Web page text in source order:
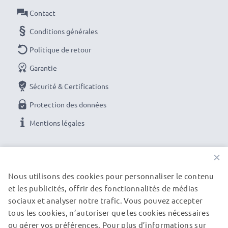
Contact
Conditions générales
Politique de retour
Garantie
Sécurité & Certifications
Protection des données
Mentions légales
NOS PARTENAIRES DE LIVRAISON
×
Nous utilisons des cookies pour personnaliser le contenu
et les publicités, offrir des fonctionnalités de médias
sociaux et analyser notre trafic. Vous pouvez accepter
tous les cookies, n’autoriser que les cookies nécessaires
ou gérer vos préférences. Pour plus d’informations sur